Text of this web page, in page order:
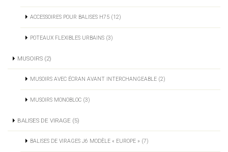
ACCESSOIRES POUR BALISES H75 (12)
POTEAUX FLEXIBLES URBAINS (3)
MUSOIRS (2)
MUSOIRS AVEC ÉCRAN AVANT INTERCHANGEABLE (2)
MUSOIRS MONOBLOC (3)
BALISES DE VIRAGE (5)
BALISES DE VIRAGES J6 MODÈLE « EUROPE » (7)